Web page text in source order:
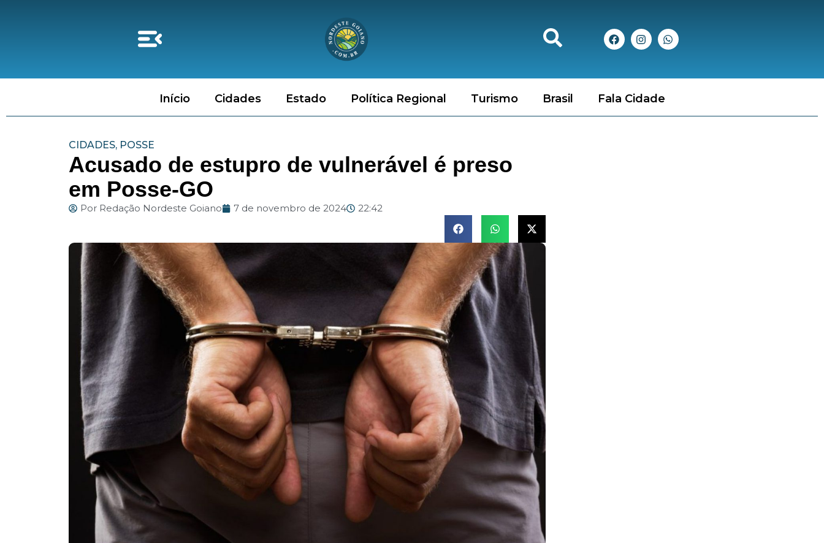
Início Cidades Estado Política Regional Turismo Brasil Fala Cidade
CIDADES, POSSE
Acusado de estupro de vulnerável é preso
em Posse-GO
Por Redação Nordeste Goiano 7 de novembro de 2024 22:42